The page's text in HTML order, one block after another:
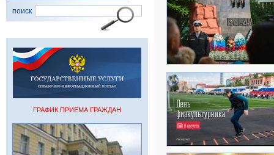
поиск
ГРАФИК ПРИЕМА ГРАЖДАН